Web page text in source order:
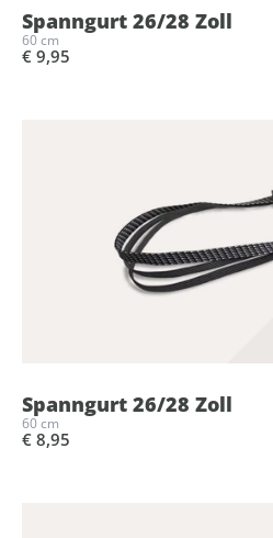
Spanngurt 26/28 Zoll
60 cm
€ 9,95
Spanngurt 26/28 Zoll
60 cm
€ 8,95